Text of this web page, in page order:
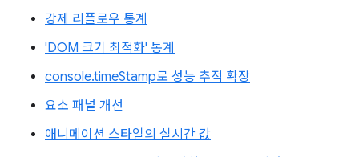
강제 리플로우 통계
'DOM 크기 최적화' 통계
console.timeStamp로 성능 추적 확장
요소 패널 개선
애니메이션 스타일의 실시간 값